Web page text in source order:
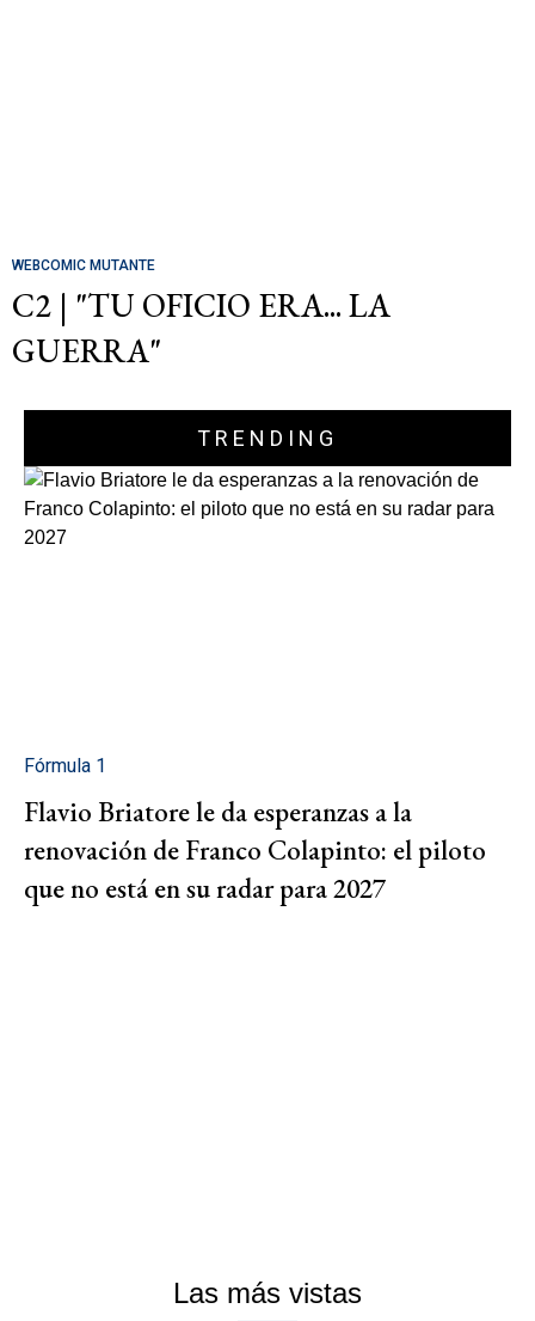
WEBCOMIC MUTANTE
C2 | "TU OFICIO ERA... LA
GUERRA"
TRENDING
Fórmula 1
Flavio Briatore le da esperanzas a la
renovación de Franco Colapinto: el piloto
que no está en su radar para 2027
Las más vistas